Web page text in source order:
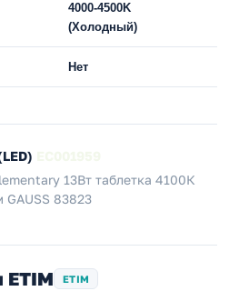
4000-4500K
(Холодный)
Нет
13Вт таблетка 4100К
GAUSS 83823
ETIM ETIM